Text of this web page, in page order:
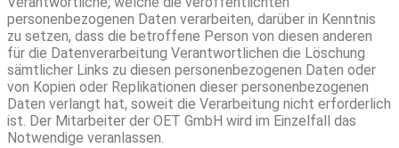
personenbezogenen Daten verarbeiten, darüber in Kenntnis
zu setzen, dass die betroffene Person von diesen anderen
für die Datenverarbeitung Verantwortlichen die Löschung
sämtlicher Links zu diesen personenbezogenen Daten oder
von Kopien oder Replikationen dieser personenbezogenen
Daten verlangt hat, soweit die Verarbeitung nicht erforderlich
ist. Der Mitarbeiter der OET GmbH wird im Einzelfall das
Notwendige veranlassen.